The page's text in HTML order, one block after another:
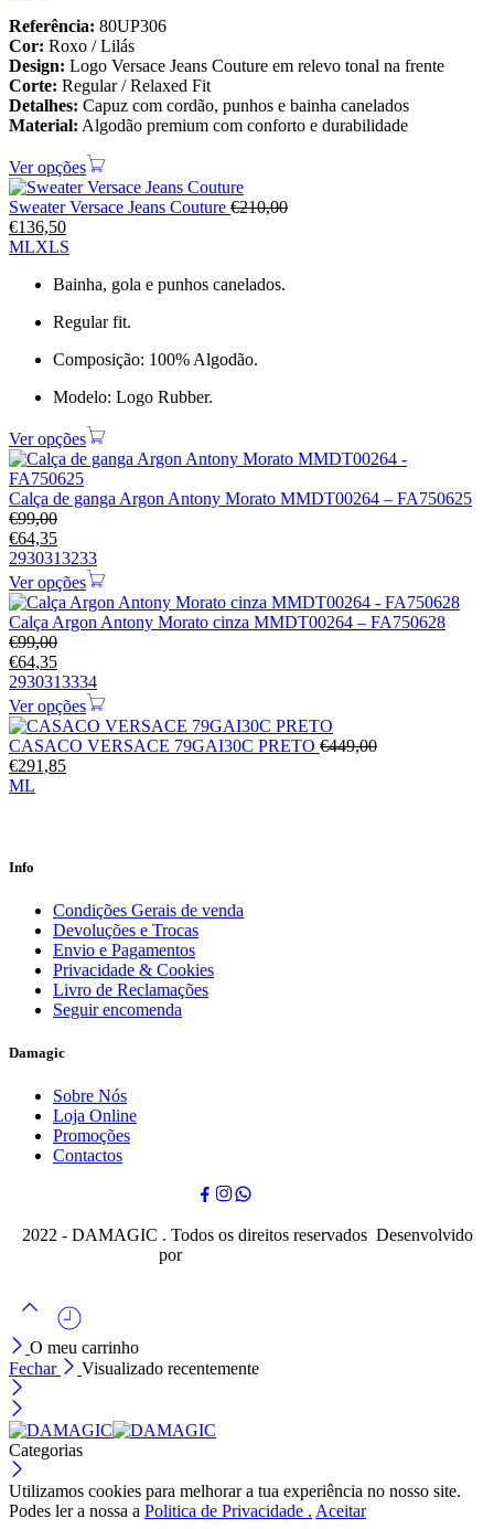
Referência: 80UP306
Cor: Roxo / Lilás
Design: Logo Versace Jeans Couture em relevo tonal na frente
Corte: Regular / Relaxed Fit
Detalhes: Capuz com cordão, punhos e bainha canelados
Material: Algodão premium com conforto e durabilidade
Ver opções
Sweater Versace Jeans Couture €210,00
€136,50
MLXLS
Bainha, gola e punhos canelados.
Regular fit.
Composição: 100% Algodão.
Modelo: Logo Rubber.
Ver opções
Calça de ganga Argon Antony Morato MMDT00264 – FA750625
€99,00
€64,35
2930313233
Ver opções
Calça Argon Antony Morato cinza MMDT00264 – FA750628
€99,00
€64,35
2930313334
Ver opções
CASACO VERSACE 79GAI30C PRETO €449,00
€291,85
ML
Info
Condições Gerais de venda
Devoluções e Trocas
Envio e Pagamentos
Privacidade & Cookies
Livro de Reclamações
Seguir encomenda
Damagic
Sobre Nós
Loja Online
Promoções
Contactos
2022 - DAMAGIC . Todos os direitos reservados Desenvolvido
por
O meu carrinho
Fechar
Visualizado recentemente
Categorias
Utilizamos cookies para melhorar a tua experiência no nosso site.
Podes ler a nossa a Politica de Privacidade . Aceitar